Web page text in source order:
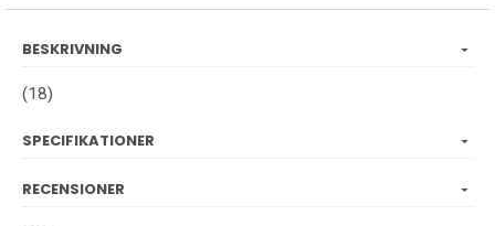
BESKRIVNING
(18)
SPECIFIKATIONER
RECENSIONER